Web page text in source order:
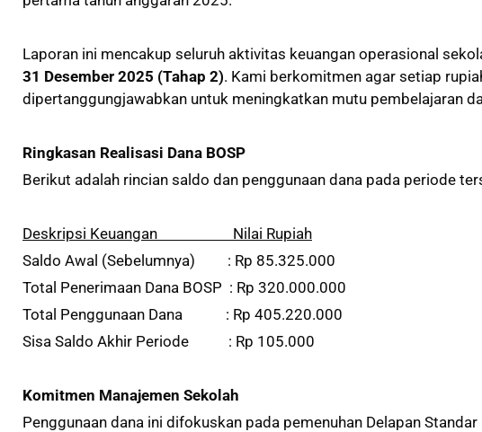
Laporan ini mencakup seluruh aktivitas keuangan operasional
31 Desember 2025 (Tahap 2). Kami berkomitmen agar setiap
dipertanggungjawabkan untuk meningkatkan mutu pembelajaran
Ringkasan Realisasi Dana BOSP
Berikut adalah rincian saldo dan penggunaan dana pada periode
Deskripsi Keuangan Nilai Rupiah
Saldo Awal (Sebelumnya) : Rp 85.325.000
Total Penerimaan Dana BOSP : Rp 320.000.000
Total Penggunaan Dana : Rp 405.220.000
Sisa Saldo Akhir Periode : Rp 105.000
Komitmen Manajemen Sekolah
Penggunaan dana ini difokuskan pada pemenuhan Delapan Standar